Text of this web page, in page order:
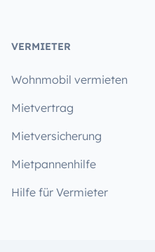
VERMIETER
Wohnmobil vermieten
Mietvertrag
Mietversicherung
Mietpannenhilfe
Hilfe für Vermieter